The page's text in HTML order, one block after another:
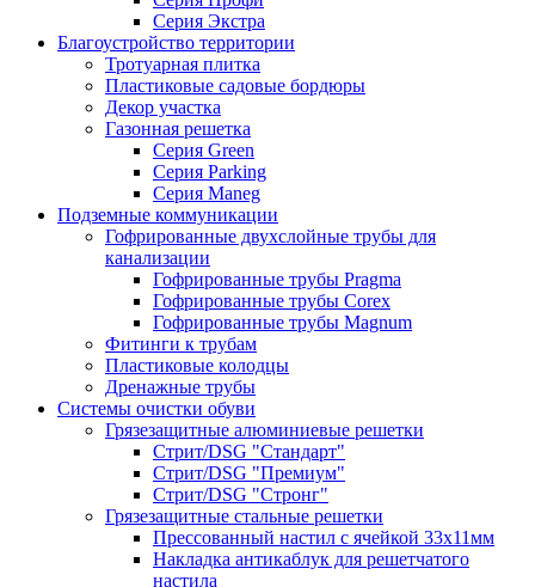
Серия Экстра
Благоустройство территории
Тротуарная плитка
Пластиковые садовые бордюры
Декор участка
Газонная решетка
Серия Green
Серия Parking
Серия Maneg
Подземные коммуникации
Гофрированные двухслойные трубы для
канализации
Гофрированные трубы Pragma
Гофрированные трубы Corex
Гофрированные трубы Magnum
Фитинги к трубам
Пластиковые колодцы
Дренажные трубы
Системы очистки обуви
Грязезащитные алюминиевые решетки
Стрит/DSG "Стандарт"
Стрит/DSG "Премиум"
Стрит/DSG "Стронг"
Грязезащитные стальные решетки
Прессованный настил с ячейкой 33х11мм
Накладка антикаблук для решетчатого
настила